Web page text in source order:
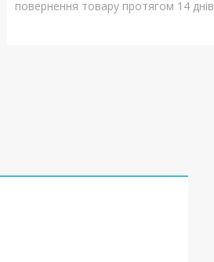
повернення товару протягом 14 днів